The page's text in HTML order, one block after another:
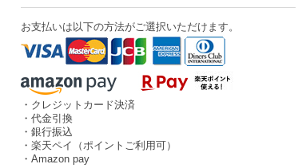
お支払いは以下の方法がご選択いただけます。
・クレジットカード決済
・代金引換
・銀行振込
・楽天ペイ（ポイントご利用可）
・Amazon pay